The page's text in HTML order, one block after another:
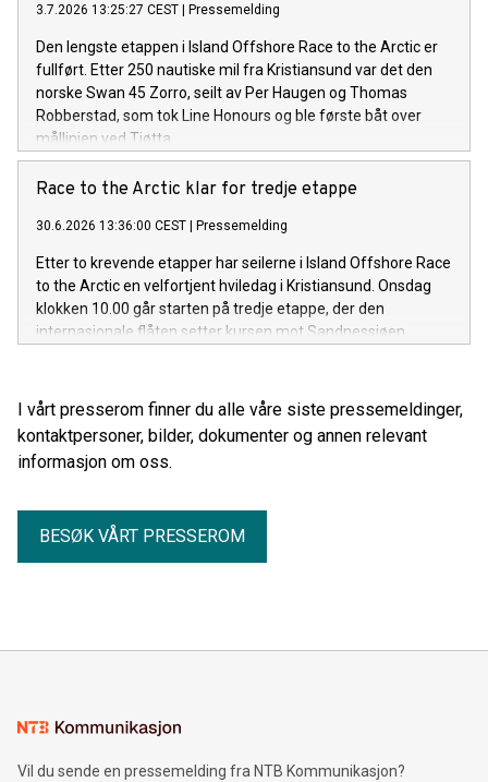
3.7.2026 13:25:27 CEST Pressemelding
Den lengste etappen i Island Offshore Race to the Arctic er
fullført. Etter 250 nautiske mil fra Kristiansund var det den
norske Swan 45 Zorro, seilt av Per Haugen og Thomas
Robberstad, som tok Line Honours og ble første båt over
mållinjen ved Tjøtta.
Race to the Arctic klar for tredje etappe
30.6.2026 13:36:00 CEST Pressemelding
Etter to krevende etapper har seilerne i Island Offshore Race
to the Arctic en velfortjent hviledag i Kristiansund. Onsdag
klokken 10.00 går starten på tredje etappe, der den
internasjonale flåten setter kursen mot Sandnessjøen.
I vårt presserom finner du alle våre siste pressemeldinger,
kontaktpersoner, bilder, dokumenter og annen relevant
informasjon om oss.
BESØK VÅRT PRESSEROM
Vil du sende en pressemelding fra NTB Kommunikasjon?